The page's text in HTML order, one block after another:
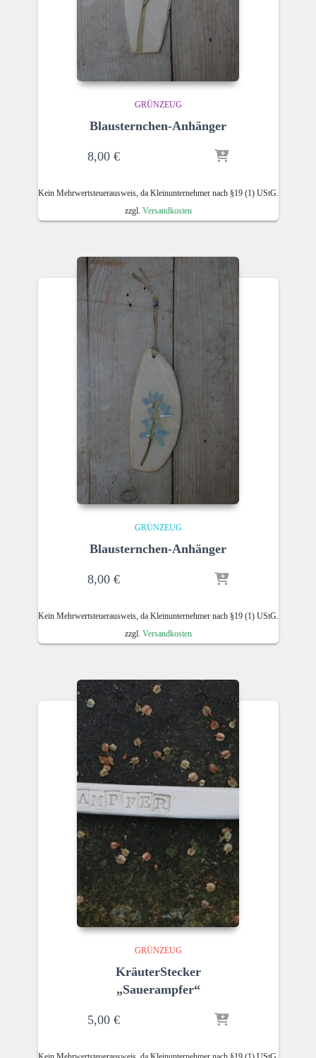
GRÜNZEUG
Blausternchen-Anhänger
8,00 €
Kein Mehrwertsteuerausweis, da Kleinunternehmer nach §19 (1) UStG.
zzgl. Versandkosten
GRÜNZEUG
Blausternchen-Anhänger
8,00 €
Kein Mehrwertsteuerausweis, da Kleinunternehmer nach §19 (1) UStG.
zzgl. Versandkosten
GRÜNZEUG
KräuterStecker
„Sauerampfer“
5,00 €